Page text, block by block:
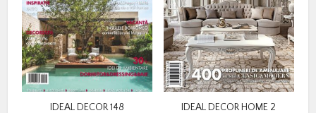
IDEAL DECOR 148 IDEAL DECOR HOME 2